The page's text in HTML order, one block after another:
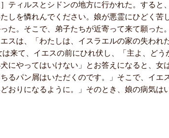
］ティルスとシドンの地方に行かれた。する
しを憐れんでください。娘が悪霊にひどく
た。そこで、弟子たちが近寄って来て願った
スは、「わたしは、イスラエルの家の失われ
来て、イエスの前にひれ伏し、「主よ、ど
にやってはいけない」とお答えになると、
るパン屑はいただくのです。」そこで、イ
おりになるように。」そのとき、娘の病気は